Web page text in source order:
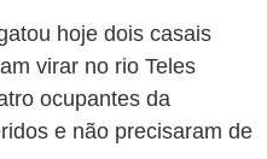
hoje dois casais
virar no rio Teles
ocupantes da
e não precisaram de